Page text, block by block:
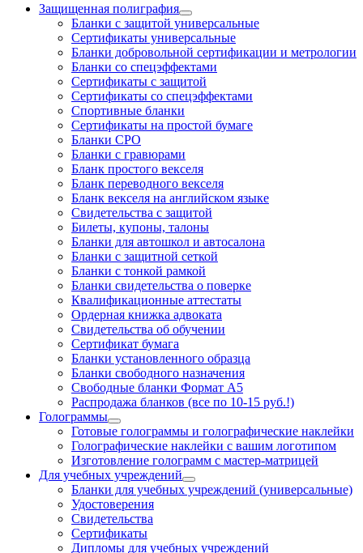
Защищенная полиграфия
Бланки с защитой универсальные
Сертификаты универсальные
Бланки добровольной сертификации и метрологии
Бланки со спецэффектами
Сертификаты с защитой
Сертификаты со спецэффектами
Спортивные бланки
Cертификаты на простой бумаге
Бланки СРО
Бланки с гравюрами
Бланк простого векселя
Бланк переводного векселя
Бланк векселя на английском языке
Свидетельства с защитой
Билеты, купоны, талоны
Бланки для автошкол и автосалона
Бланки с защитной сеткой
Бланки с тонкой рамкой
Бланки свидетельства о поверке
Квалификационные аттестаты
Ордерная книжка адвоката
Свидетельства об обучении
Сертификат бумага
Бланки установленного образца
Бланки свободного назначения
Свободные бланки Формат А5
Распродажа бланков (все по 10-15 руб.!)
Голограммы
Готовые голограммы и голографические наклейки
Голографические наклейки с вашим логотипом
Изготовление голограмм с мастер-матрицей
Для учебных учреждений
Бланки для учебных учреждений (универсальные)
Удостоверения
Свидетельства
Сертификаты
Дипломы для учебных учреждений